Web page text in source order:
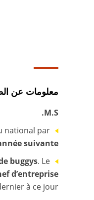
معلومات عن
M.S.
national par
suivante
buggys. Le
d’entreprise
à ce jour.